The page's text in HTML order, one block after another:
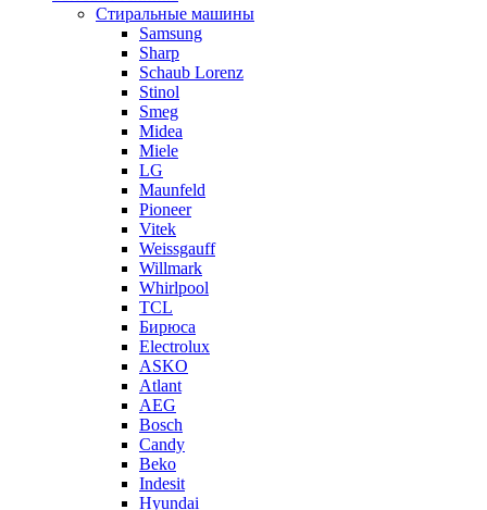
Стиральные машины
Samsung
Sharp
Schaub Lorenz
Stinol
Smeg
Midea
Miele
LG
Maunfeld
Pioneer
Vitek
Weissgauff
Willmark
Whirlpool
TCL
Бирюса
Electrolux
ASKO
Atlant
AEG
Bosch
Candy
Beko
Indesit
Hyundai